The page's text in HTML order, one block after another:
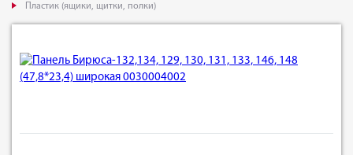
Пластик (ящики, щитки, полки)